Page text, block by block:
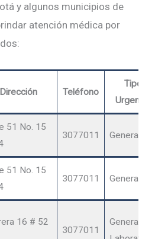
y algunos municipios de
atención médica por
Dirección Teléfono
Tipo
Urgencia
51 No. 15
3077011 General
51 No. 15
3077011 General
16 # 52
3077011
General